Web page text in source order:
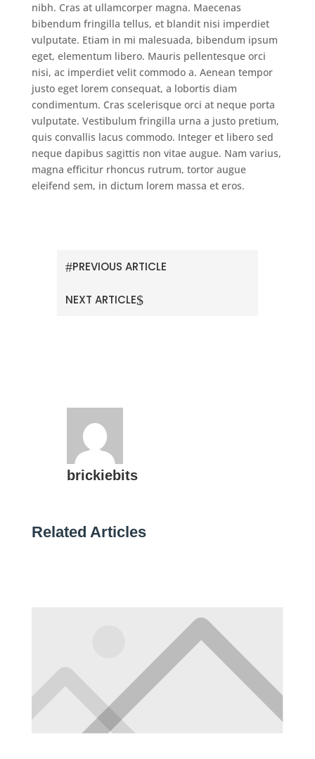
nibh. Cras at ullamcorper magna. Maecenas
bibendum fringilla tellus, et blandit nisi imperdiet
vulputate. Etiam in mi malesuada, bibendum ipsum
eget, elementum libero. Mauris pellentesque orci
nisi, ac imperdiet velit commodo a. Aenean tempor
justo eget lorem consequat, a lobortis diam
condimentum. Cras scelerisque orci at neque porta
vulputate. Vestibulum fringilla urna a justo pretium,
quis convallis lacus commodo. Integer et libero sed
neque dapibus sagittis non vitae augue. Nam varius,
magna efficitur rhoncus rutrum, tortor augue
eleifend sem, in dictum lorem massa et eros.
#PREVIOUS ARTICLE
NEXT ARTICLE$
brickiebits
Related Articles